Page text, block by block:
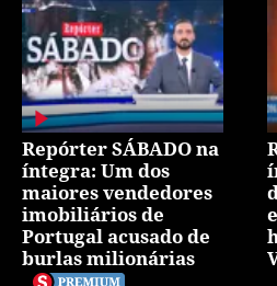
Repórter SÁBADO na
íntegra: Um dos
maiores vendedores
imobiliários de
Portugal acusado de
burlas milionárias